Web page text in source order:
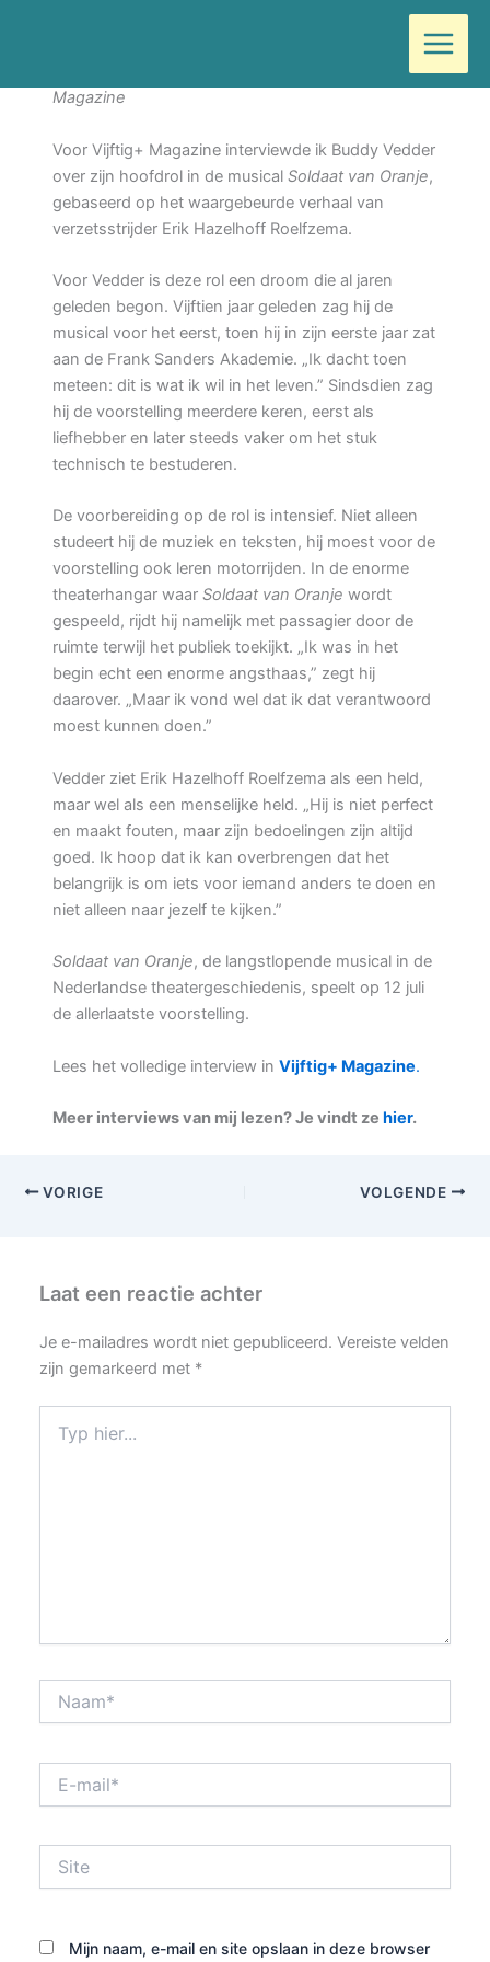
inhoudMagazine
Voor Vijftig+ Magazine interviewde ik Buddy Vedder
over zijn hoofdrol in de musical Soldaat van Oranje,
gebaseerd op het waargebeurde verhaal van
verzetsstrijder Erik Hazelhoff Roelfzema.
Voor Vedder is deze rol een droom die al jaren
geleden begon. Vijftien jaar geleden zag hij de
musical voor het eerst, toen hij in zijn eerste jaar zat
aan de Frank Sanders Akademie. „Ik dacht toen
meteen: dit is wat ik wil in het leven.” Sindsdien zag
hij de voorstelling meerdere keren, eerst als
liefhebber en later steeds vaker om het stuk
technisch te bestuderen.
De voorbereiding op de rol is intensief. Niet alleen
studeert hij de muziek en teksten, hij moest voor de
voorstelling ook leren motorrijden. In de enorme
theaterhangar waar Soldaat van Oranje wordt
gespeeld, rijdt hij namelijk met passagier door de
ruimte terwijl het publiek toekijkt. „Ik was in het
begin echt een enorme angsthaas,” zegt hij
daarover. „Maar ik vond wel dat ik dat verantwoord
moest kunnen doen.”
Vedder ziet Erik Hazelhoff Roelfzema als een held,
maar wel als een menselijke held. „Hij is niet perfect
en maakt fouten, maar zijn bedoelingen zijn altijd
goed. Ik hoop dat ik kan overbrengen dat het
belangrijk is om iets voor iemand anders te doen en
niet alleen naar jezelf te kijken.”
Soldaat van Oranje, de langstlopende musical in de
Nederlandse theatergeschiedenis, speelt op 12 juli
de allerlaatste voorstelling.
Lees het volledige interview in Vijftig+ Magazine.
Meer interviews van mij lezen? Je vindt ze hier.
VORIGE VOLGENDE
Laat een reactie achter
Je e-mailadres wordt niet gepubliceerd. Vereiste velden
zijn gemarkeerd met *
hier...
mail*
Mijn naam, e-mail en site opslaan in deze browser